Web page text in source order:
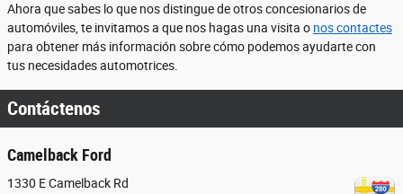
Ahora que sabes lo que nos distingue de otros concesionarios de
automóviles, te invitamos a que nos hagas una visita o nos contactes
para obtener más información sobre cómo podemos ayudarte con
tus necesidades automotrices.
Contáctenos
Camelback Ford
1330 E Camelback Rd